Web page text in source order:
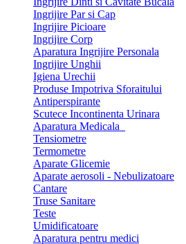
Ingrijire Par si Cap
Ingrijire Picioare
Ingrijire Corp
Aparatura Ingrijire Personala
Ingrijire Unghii
Igiena Urechii
Produse Impotriva Sforaitului
Antiperspirante
Scutece Incontinenta Urinara
Aparatura Medicala
Tensiometre
Termometre
Aparate Glicemie
Aparate aerosoli - Nebulizatoare
Cantare
Truse Sanitare
Teste
Umidificatoare
Aparatura pentru medici